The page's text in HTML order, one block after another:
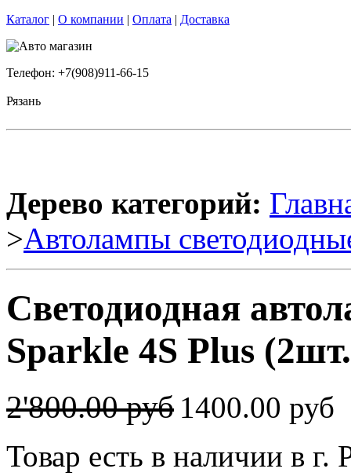
Каталог | О компании | Оплата | Доставка
Телефон: +7(908)911-66-15
Рязань
Дерево категорий:
>Автолампы
Светодиодная
Sparkle 4S Plus
2'800.00 руб 1400.00 руб
Товар есть в наличии в г.